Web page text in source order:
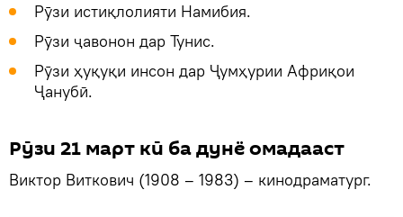
Рӯзи истиқлолияти Намибия.
Рӯзи ҷавонон дар Тунис.
Рӯзи ҳуқуқи инсон дар Ҷумҳурии Африқои
Ҷанубӣ.
Рӯзи 21 март кӣ ба дунё омадааст
Виктор Виткович (1908 – 1983) – кинодраматург.